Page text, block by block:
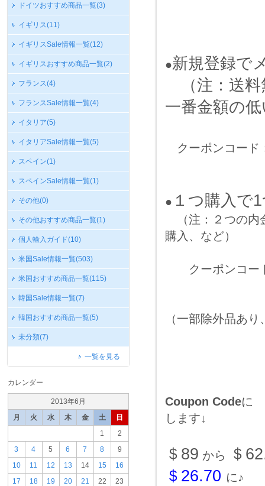
ドイツおすすめ商品一覧(3)
イギリス(11)
イギリスSale情報一覧(12)
イギリスおすすめ商品一覧(2)
フランス(4)
フランスSale情報一覧(4)
イタリア(5)
イタリアSale情報一覧(5)
スペイン(1)
スペインSale情報一覧(1)
その他(0)
その他おすすめ商品一覧(1)
個人輸入ガイド(10)
米国Sale情報一覧(503)
米国おすすめ商品一覧(115)
韓国Sale情報一覧(7)
韓国おすすめ商品一覧(5)
未分類(7)
一覧を見る
カレンダー
2013年6月
月
火 水 木 金 土 日
1
2
3
4 5 6 7 8
9
10
11 12 13 14 15
16
17
18 19 20 21 22
23
●新規登録で
（注：送料
一番金額の
クーポンコード
● １つ購入で
（注：２つの内
購入、など）
クーポンコー
（一部除外品あ
Coupon Codeに
します↓
＄89 から
＄
＄26.70 に♪